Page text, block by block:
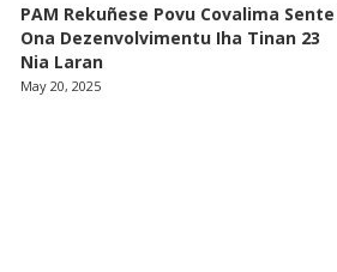
PAM Rekuñese Povu Covalima Sente
Ona Dezenvolvimentu Iha Tinan 23
Nia Laran
May 20, 2025